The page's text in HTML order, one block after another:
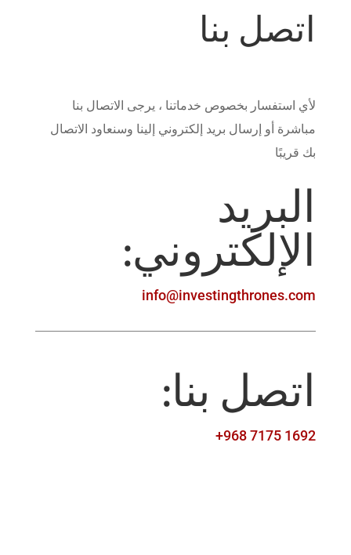
اتصل بنا
لأي استفسار بخصوص خدماتنا ، يرجى الاتصال بنا
مباشرة أو إرسال بريد إلكتروني إلينا وسنعاود الاتصال
بك قريبًا
البريد
الإلكتروني:
info@investingthrones.com
اتصل بنا:
+968 7175 1692